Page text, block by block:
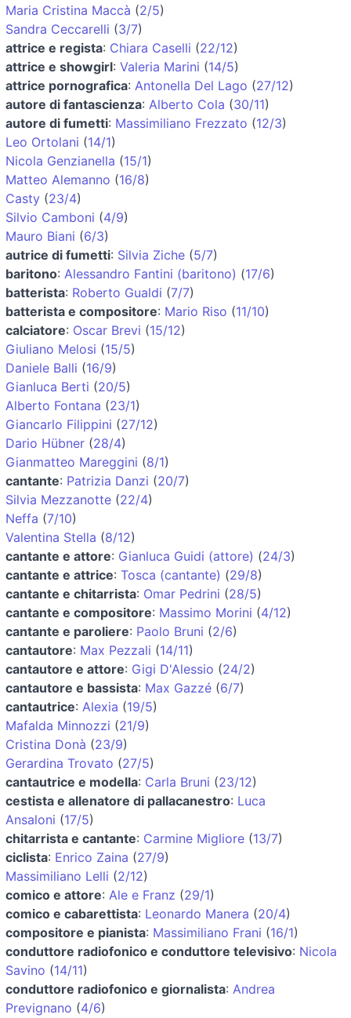
Maria Cristina Maccà (2/5)
Sandra Ceccarelli (3/7)
attrice e regista: Chiara Caselli (22/12)
attrice e showgirl: Valeria Marini (14/5)
attrice pornografica: Antonella Del Lago (27/12)
autore di fantascienza: Alberto Cola (30/11)
autore di fumetti: Massimiliano Frezzato (12/3)
Leo Ortolani (14/1)
Nicola Genzianella (15/1)
Matteo Alemanno (16/8)
Casty (23/4)
Silvio Camboni (4/9)
Mauro Biani (6/3)
autrice di fumetti: Silvia Ziche (5/7)
baritono: Alessandro Fantini (baritono) (17/6)
batterista: Roberto Gualdi (7/7)
batterista e compositore: Mario Riso (11/10)
calciatore: Oscar Brevi (15/12)
Giuliano Melosi (15/5)
Daniele Balli (16/9)
Gianluca Berti (20/5)
Alberto Fontana (23/1)
Giancarlo Filippini (27/12)
Dario Hübner (28/4)
Gianmatteo Mareggini (8/1)
cantante: Patrizia Danzi (20/7)
Silvia Mezzanotte (22/4)
Neffa (7/10)
Valentina Stella (8/12)
cantante e attore: Gianluca Guidi (attore) (24/3)
cantante e attrice: Tosca (cantante) (29/8)
cantante e chitarrista: Omar Pedrini (28/5)
cantante e compositore: Massimo Morini (4/12)
cantante e paroliere: Paolo Bruni (2/6)
cantautore: Max Pezzali (14/11)
cantautore e attore: Gigi D'Alessio (24/2)
cantautore e bassista: Max Gazzé (6/7)
cantautrice: Alexia (19/5)
Mafalda Minnozzi (21/9)
Cristina Donà (23/9)
Gerardina Trovato (27/5)
cantautrice e modella: Carla Bruni (23/12)
cestista e allenatore di pallacanestro: Luca
Ansaloni (17/5)
chitarrista e cantante: Carmine Migliore (13/7)
ciclista: Enrico Zaina (27/9)
Massimiliano Lelli (2/12)
comico e attore: Ale e Franz (29/1)
comico e cabarettista: Leonardo Manera (20/4)
compositore e pianista: Massimiliano Frani (16/1)
conduttore radiofonico e conduttore televisivo: Nicola
Savino (14/11)
conduttore radiofonico e giornalista: Andrea
Prevignano (4/6)